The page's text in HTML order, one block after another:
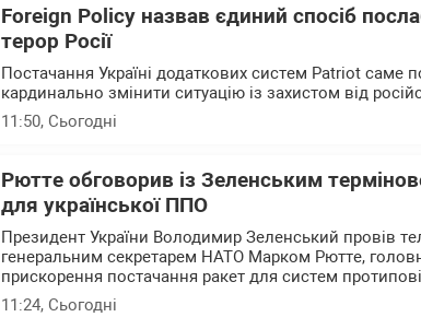
Foreign Policy назвав єдиний спосіб
терор Росії
Постачання Україні додаткових систем Patriot саме
кардинально змінити ситуацію із захистом від
11:50, Сьогодні
Рютте обговорив із Зеленським
для української ППО
Президент України Володимир Зеленський провів
генеральним секретарем НАТО Марком Рютте,
прискорення постачання ракет для систем
11:24, Сьогодні